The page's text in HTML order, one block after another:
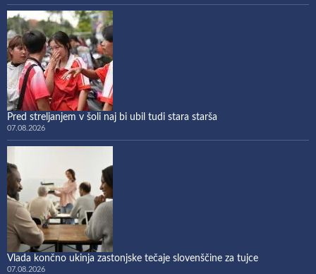
Pred streljanjem v šoli naj bi ubil tudi stara starša
07.08.2026
Vlada končno ukinja zastonjske tečaje slovenščine za tujce
07.08.2026